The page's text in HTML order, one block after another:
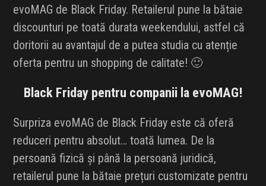
evoMAG de Black Friday. Retailerul pune la bătaie
discounturi pe toată durata weekendului, astfel că
doritorii au avantajul de a putea studia cu atenție
oferta pentru un shopping de calitate! 🙂
Black Friday pentru companii la evoMAG!
Surpriza evoMAG de Black Friday este că oferă
reduceri pentru absolut… toată lumea. De la
persoană fizică și până la persoană juridică,
retailerul pune la bătaie prețuri customizate pentru